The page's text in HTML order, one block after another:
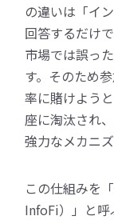
の違いは「イ
回答するだけ
市場では誤っ
す。そのため
率に賭けよう
座に淘汰され
強力なメカニ
この仕組みを
InfoFi）」と呼